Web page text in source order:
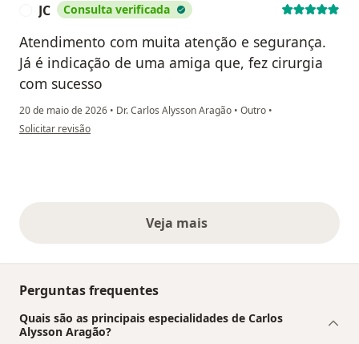
JC Consulta verificada
Atendimento com muita atenção e segurança.
Já é indicação de uma amiga que, fez cirurgia
com sucesso
20 de maio de 2026 • Dr. Carlos Alysson Aragão • Outro •
na opinião do utilizador JC
Solicitar revisão
Veja maisopiniões acima
Perguntas frequentes
Quais são as principais especialidades de Carlos
Alysson Aragão?